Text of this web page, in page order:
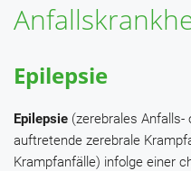
Epilepsie
Epilepsie (zerebrales Anfalls-
auftretende zerebrale
Krampfanfälle) infolge einer